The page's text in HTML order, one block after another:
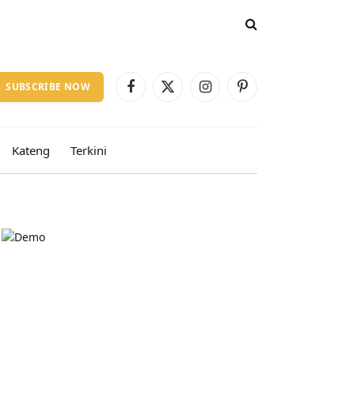
SUBSCRIBE NOW Facebook
X
InstagramPinterest
Kateng Terkini